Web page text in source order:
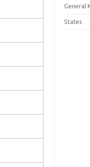
General
States